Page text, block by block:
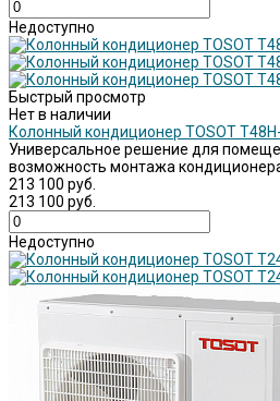
Недоступно
Быстрый просмотр
Нет в наличии
Колонный кондиционер TOSOT
Универсальное решение для
возможность монтажа
213 100 руб.
213 100 руб.
Недоступно